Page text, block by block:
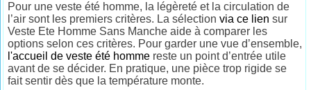
Pour une veste été homme, la légèreté et la circulation de
l’air sont les premiers critères. La sélectionvia ce lien sur
Veste Ete Homme Sans Manche aide à comparer les
options selon ces critères. Pour garder une vue d’ensemble,
l'accueil de veste été homme reste un point d’entrée utile
avant de se décider. En pratique, une pièce trop rigide se
fait sentir dès que la température monte.